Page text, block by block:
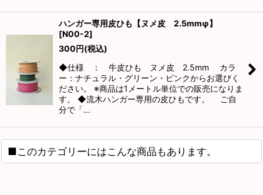
ハンガー専用皮ひも【ヌメ皮 2.5mmφ】
[N00-2]
300円(税込)
◆仕様 ： 牛皮ひも ヌメ皮 2.5mm カラ
ー：ナチュラル・グリーン・ピンクからお選びく
ださい。 ※商品は1メートル単位での販売になりま
す。 ◆流木ハンガー専用の皮ひもです。 ご自
分で「…
■このカテゴリーにはこんな商品もあります。